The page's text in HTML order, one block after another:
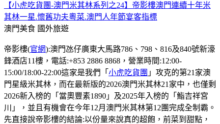
【小虎吃貨團-澳門米其林系列之24】帝影樓澳門連續十年米
其林一星.懷舊功夫粵菜.澳門人年節宴客指標
澳門美食 國外旅遊
帝影樓(官網):澳門氹仔廣東大馬路786、798、816及840號新濠
鋒酒店11樓，電話:+853 2886 8868，營業時間:12:00-
15:00/18:00-22:00這家是我們「 小虎吃貨團 」攻克的第21家澳
門星級米其林，而在最新版的2026澳門米其林21家中，也僅剩
2026新入榜的「當奧豐素1890」及2025年入榜的「鮨吉祥宮
川」，並且有機會在今年12月澳門米其林第12團完成全制霸。
先直接說帝影樓的結論:以份量來說真的超飽，前菜到甜點，